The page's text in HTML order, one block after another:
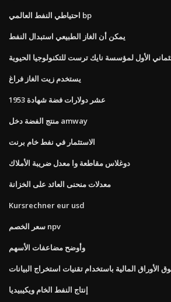
احتياطي النفط العالمي bp
يمكن أن الغاز الطبيعي استبدال النفط
الأول لمؤسسة نايك ترست للتكنولوجيا الحيوية
يستخدم زيت الغاز فراغ
عشر دولارات فضة شهادة 1953
منتج الفضة دخل amway
الاستثمار في نفط خام برنت
دوغلاس مقاطعة وا معدل ضريبة الأملاك
معدلات منحنى العائد على الخزانة
Kursrechner eur usd
سعر الخصم npv
وأوضح مضاعفات الأسهم
الأوراق المالية باستخدام تقنيات استخراج البيانات
إنتاج النفط الخام ويكيبيديا